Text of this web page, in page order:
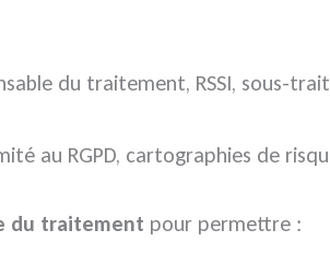
du traitement, RSSI, sous-
au RGPD, cartographies de
du traitement pour permettre :